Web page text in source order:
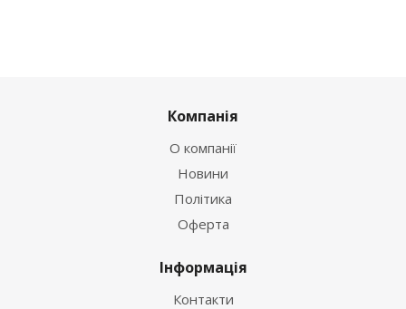
Компанія
О компанії
Новини
Політика
Оферта
Інформація
Контакти